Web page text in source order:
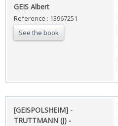
‎GEIS Albert‎
Reference : 13967251
See the book
‎[GEISPOLSHEIM] -
TRUTTMANN (J) - ‎